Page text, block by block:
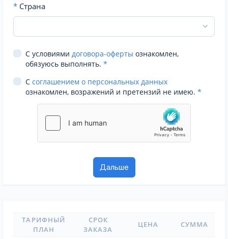
* Страна
С условиями договора-оферты ознакомлен,
обязуюсь выполнять. *
С соглашением о персональных данных
ознакомлен, возражений и претензий не имею. *
ТАРИФНЫЙ
ПЛАН
СРОК
ЗАКАЗА
ЦЕНА СУММА